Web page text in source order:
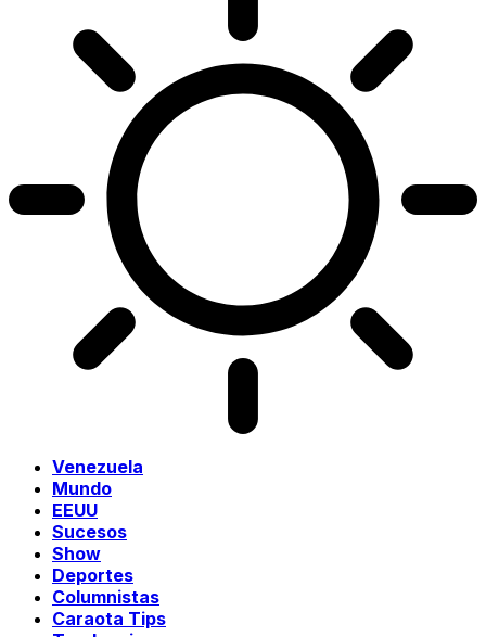
Venezuela
Mundo
EEUU
Sucesos
Show
Deportes
Columnistas
Caraota Tips